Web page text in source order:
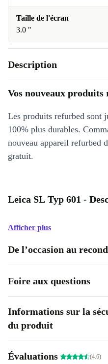
Taille de l'écran
3.0 "
Description
Vos nouveaux produits
Les produits refurbed sont
100% plus durables.
nouveau appareil refurbed
gratuit.
Leica SL Typ 601 -
Afficher plus
De l’occasion au
Foire aux questions
Informations sur la
du produit
Évaluations (4.6)